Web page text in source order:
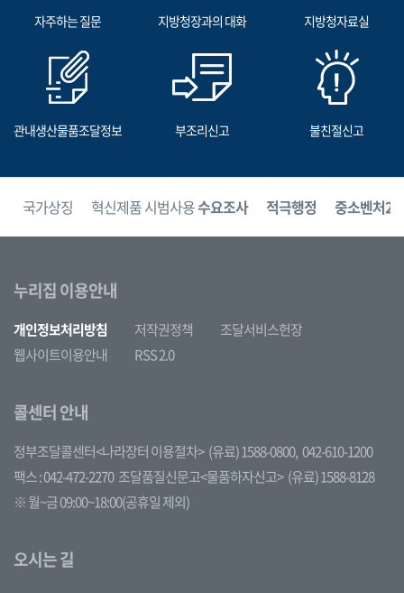
자주하는 질문 지방청장과의 대화 지방청자료실
관내생산물품조달정보 부조리신고 불친절신고
국가상징 혁신제품 시범사용수요조사 적극행정 중소벤처24
누리집 이용안내
개인정보처리방침 저작권정책
조달서비스헌장
웹사이트이용안내
RSS 2.0
콜센터 안내
정부조달콜센터<나라장터 이용절차> (유료) 1588-0800, 042-610-1200
팩스 : 042-472-2270 조달품질신문고<물품하자신고> (유료) 1588-8128
※ 월~금 09:00~18:00(공휴일 제외)
오시는 길